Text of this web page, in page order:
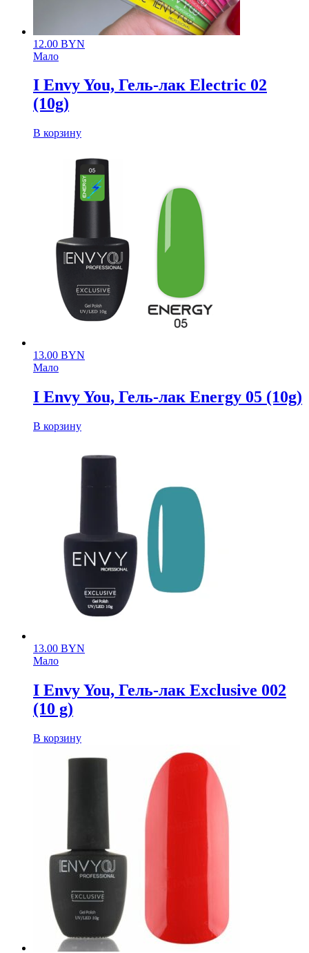
12.00 BYN
Мало
I Envy You, Гель-лак Electric 02
(10g)
В корзину
13.00 BYN
Мало
I Envy You, Гель-лак Energy 05 (10g)
В корзину
13.00 BYN
Мало
I Envy You, Гель-лак Exclusive 002
(10 g)
В корзину